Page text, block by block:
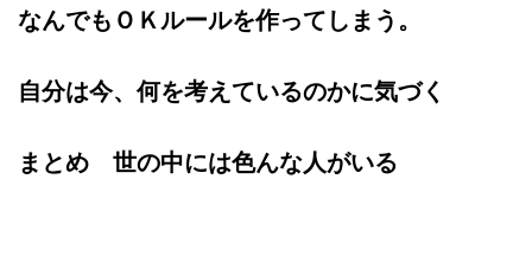
なんでもＯＫルールを作ってしまう。
自分は今、何を考えているのかに気づく
まとめ 世の中には色んな人がいる